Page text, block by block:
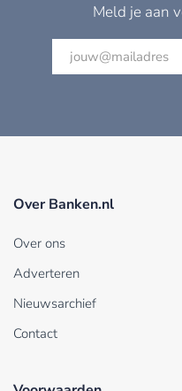
Meld je aan
Over Banken.nl
Over ons
Adverteren
Nieuwsarchief
Contact